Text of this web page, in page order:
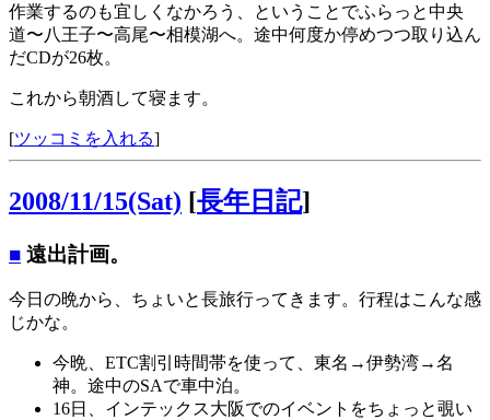
作業するのも宜しくなかろう、ということでふらっと中央
道〜八王子〜高尾〜相模湖へ。途中何度か停めつつ取り込ん
だCDが26枚。
これから朝酒して寝ます。
[ツッコミを入れる]
2008/11/15(Sat) [長年日記]
■ 遠出計画。
今日の晩から、ちょいと長旅行ってきます。行程はこんな感
じかな。
今晩、ETC割引時間帯を使って、東名→伊勢湾→名
神。途中のSAで車中泊。
16日、インテックス大阪でのイベントをちょっと覗い